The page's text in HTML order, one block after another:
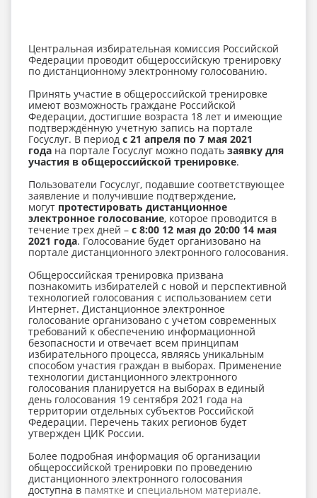
Центральная избирательная комиссия Российской
Федерации проводит общероссийскую тренировку
по дистанционному электронному голосованию.
Принять участие в общероссийской тренировке
имеют возможность граждане Российской
Федерации, достигшие возраста 18 лет и имеющие
подтверждённую учетную запись на портале
Госуслуг. В период с 21 апреля по 7 мая 2021
года на портале Госуслуг можно подать заявку для
участия в общероссийской тренировке.
Пользователи Госуслуг, подавшие соответствующее
заявление и получившие подтверждение,
могут протестировать дистанционное
электронное голосование, которое проводится в
течение трех дней – с 8:00 12 мая до 20:00 14 мая
2021 года. Голосование будет организовано на
портале дистанционного электронного голосования.
Общероссийская тренировка призвана
познакомить избирателей с новой и перспективной
технологией голосования с использованием сети
Интернет. Дистанционное электронное
голосование организовано с учетом современных
требований к обеспечению информационной
безопасности и отвечает всем принципам
избирательного процесса, являясь уникальным
способом участия граждан в выборах. Применение
технологии дистанционного электронного
голосования планируется на выборах в единый
день голосования 19 сентября 2021 года на
территории отдельных субъектов Российской
Федерации. Перечень таких регионов будет
утвержден ЦИК России.
Более подробная информация об организации
общероссийской тренировки по проведению
дистанционного электронного голосования
доступна в памятке и специальном материале.